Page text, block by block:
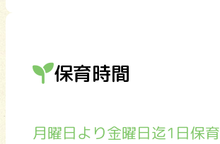
保育時間
月曜日より金曜日迄1日保育